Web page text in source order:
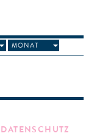
MONAT
DATENSCHUTZ